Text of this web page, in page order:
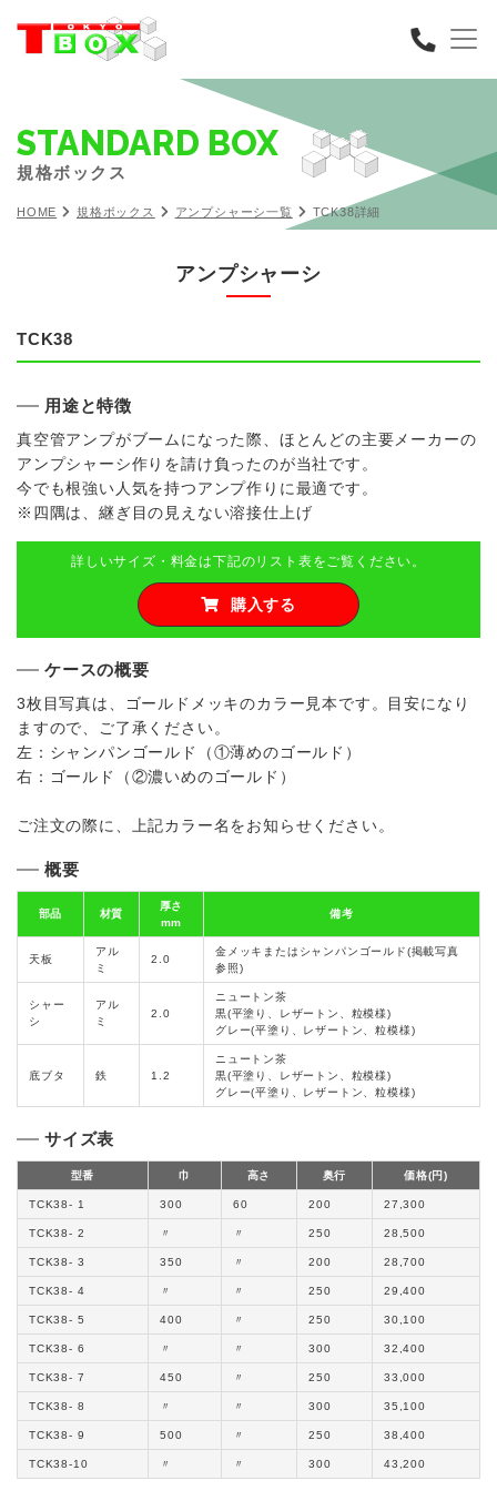
STANDARD BOX
規格ボックス
HOME 規格ボックス アンプシャーシ一覧 TCK38詳細
アンプシャーシ
TCK38
用途と特徴
真空管アンプがブームになった際、ほとんどの主要メーカーの
アンプシャーシ作りを請け負ったのが当社です。
今でも根強い人気を持つアンプ作りに最適です。
※四隅は、継ぎ目の見えない溶接仕上げ
詳しいサイズ・料金は下記のリスト表をご覧ください。
購入する
ケースの概要
3枚目写真は、ゴールドメッキのカラー見本です。目安になり
ますので、ご了承ください。
左：シャンパンゴールド（①薄めのゴールド）
右：ゴールド（②濃いめのゴールド）
ご注文の際に、上記カラー名をお知らせください。
概要
部品 材質
厚さ
mm
備考
天板
アル
ミ
2.0
金メッキまたはシャンパンゴールド(掲載写真
参照)
シャー
シ
アル
ミ
2.0
ニュートン茶
黒(平塗り、レザートン、粒模様)
グレー(平塗り、レザートン、粒模様)
底ブタ 鉄 1.2
ニュートン茶
黒(平塗り、レザートン、粒模様)
グレー(平塗り、レザートン、粒模様)
サイズ表
型番 巾 高さ 奥行 価格(円)
TCK38- 1 300 60 200 27,300
TCK38- 2 〃 〃 250 28,500
TCK38- 3 350 〃 200 28,700
TCK38- 4 〃 〃 250 29,400
TCK38- 5 400 〃 250 30,100
TCK38- 6 〃 〃 300 32,400
TCK38- 7 450 〃 250 33,000
TCK38- 8 〃 〃 300 35,100
TCK38- 9 500 〃 250 38,400
TCK38-10 〃 〃 300 43,200